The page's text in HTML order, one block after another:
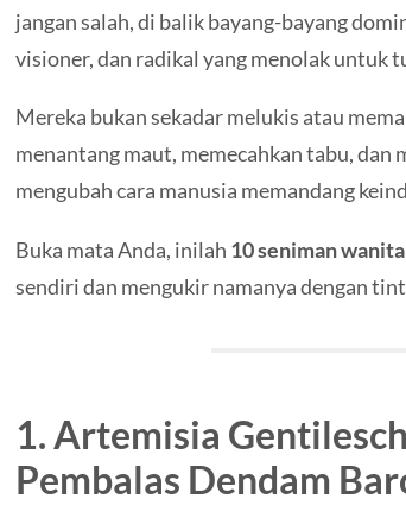
jangan salah, di balik bayang-bayang
visioner, dan radikal yang menolak untuk
Mereka bukan sekadar melukis atau
menantang maut, memecahkan tabu, dan
mengubah cara manusia memandang
Buka mata Anda, inilah 10 seniman
sendiri dan mengukir namanya dengan
1. Artemisia
Pembalas Dendam